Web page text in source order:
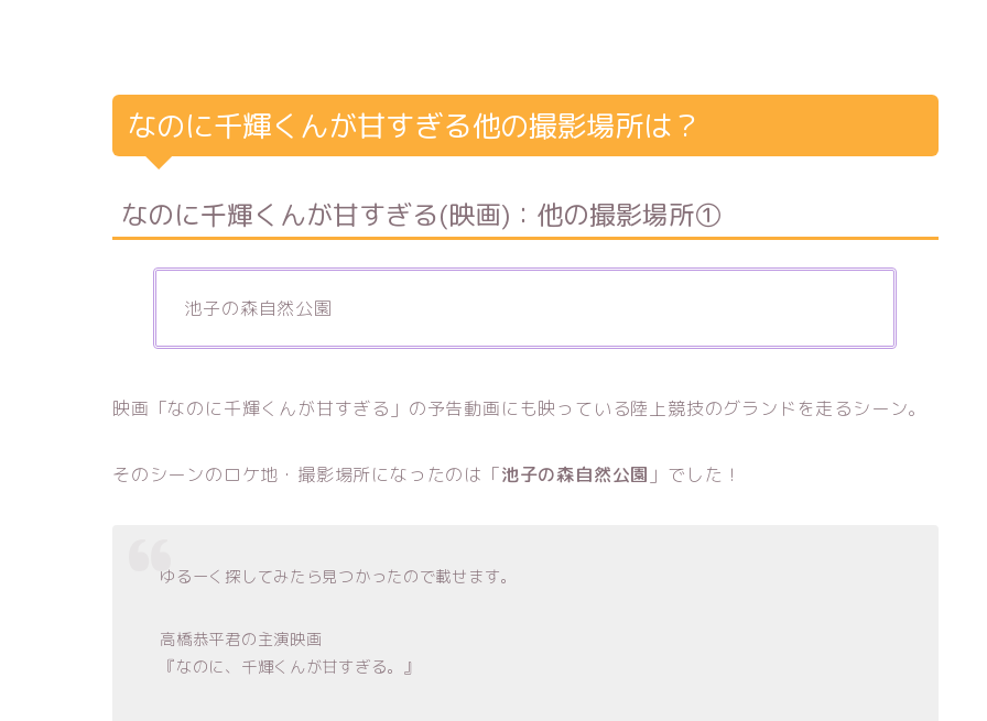
なのに千輝くんが甘すぎる他の撮影場所は？
なのに千輝くんが甘すぎる(映画)：他の撮影場所①
池子の森自然公園
映画「なのに千輝くんが甘すぎる」の予告動画にも映っている陸上競技のグランドを走るシーン。
そのシーンのロケ地・撮影場所になったのは「池子の森自然公園 」でした！
ゆるーく探してみたら見つかったので載せます。
高橋恭平君の主演映画
『なのに、千輝くんが甘すぎる。』